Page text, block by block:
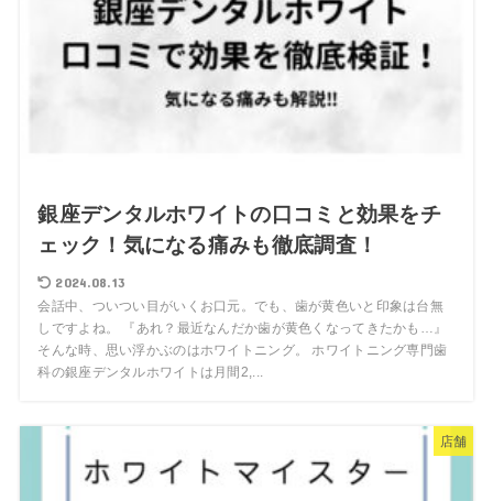
銀座デンタルホワイトの口コミと効果をチ
ェック！気になる痛みも徹底調査！
2024.08.13
会話中、ついつい目がいくお口元。でも、歯が黄色いと印象は台無
しですよね。 『あれ？最近なんだか歯が黄色くなってきたかも…』
そんな時、思い浮かぶのはホワイトニング。 ホワイトニング専門歯
科の銀座デンタルホワイトは月間2,...
店舗